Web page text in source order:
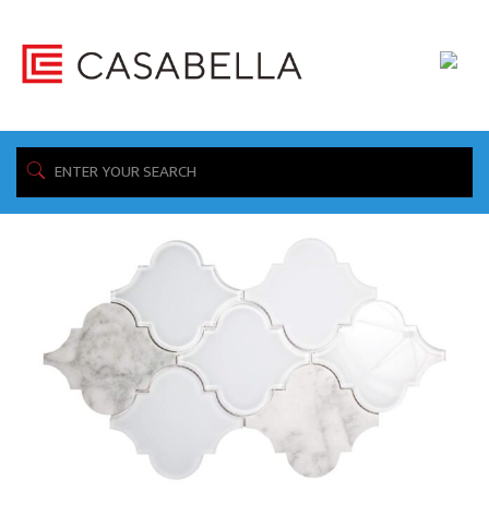
/ Product Collection / Clover
Showing the single result